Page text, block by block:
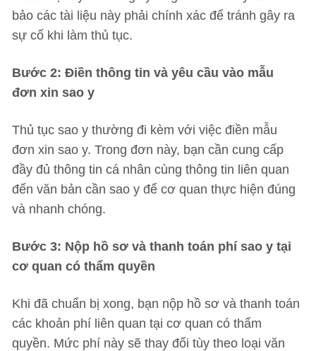
bảo các tài liệu này phải chính xác để tránh gây ra
sự cố khi làm thủ tục.
Bước 2: Điền thông tin và yêu cầu vào mẫu
đơn xin sao y
Thủ tục sao y thường đi kèm với việc điền mẫu
đơn xin sao y. Trong đơn này, bạn cần cung cấp
đầy đủ thông tin cá nhân cùng thông tin liên quan
đến văn bản cần sao y để cơ quan thực hiện đúng
và nhanh chóng.
Bước 3: Nộp hồ sơ và thanh toán phí sao y tại
cơ quan có thẩm quyền
Khi đã chuẩn bị xong, bạn nộp hồ sơ và thanh toán
các khoản phí liên quan tại cơ quan có thẩm
quyền. Mức phí này sẽ thay đổi tùy theo loại văn